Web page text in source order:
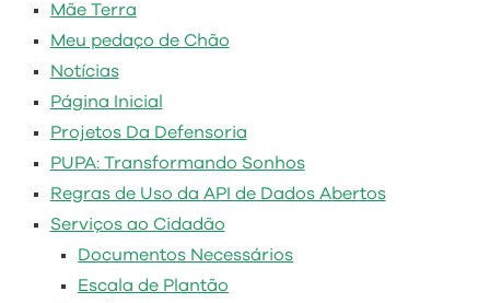
Mãe Terra
Meu pedaço de Chão
Notícias
Página Inicial
Projetos Da Defensoria
PUPA: Transformando Sonhos
Regras de Uso da API de Dados Abertos
Serviços ao Cidadão
Documentos Necessários
Escala de Plantão